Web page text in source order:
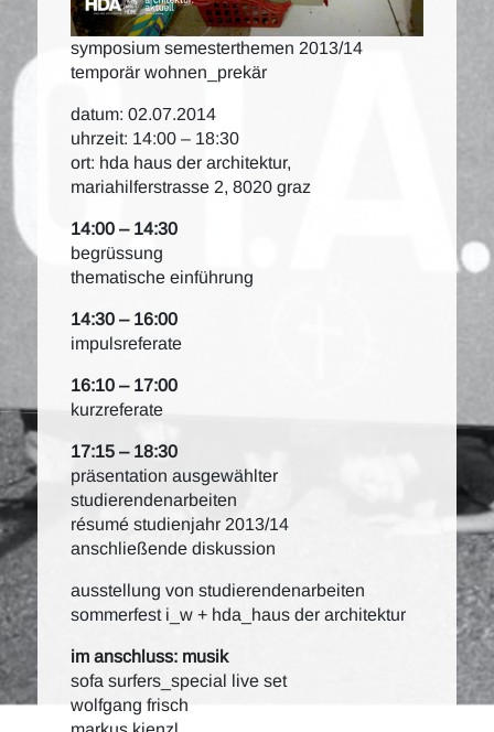
symposium semesterthemen 2013/14
temporär wohnen_prekär
datum: 02.07.2014
uhrzeit: 14:00 – 18:30
ort: hda haus der architektur,
mariahilferstrasse 2, 8020 graz
14:00 – 14:30
begrüssung
thematische einführung
14:30 – 16:00
impulsreferate
16:10 – 17:00
kurzreferate
17:15 – 18:30
präsentation ausgewählter
studierendenarbeiten
résumé studienjahr 2013/14
anschließende diskussion
ausstellung von studierendenarbeiten
sommerfest i_w + hda_haus der architektur
im anschluss: musik
sofa surfers_special live set
wolfgang frisch